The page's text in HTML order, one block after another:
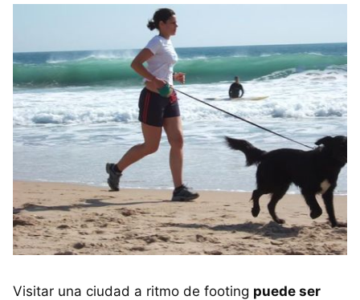
Visitar una ciudad a ritmo de footing puede ser